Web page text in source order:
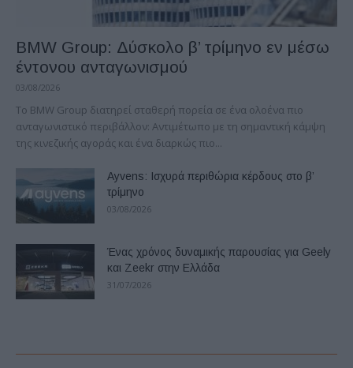
BMW Group: Δύσκολο β’ τρίμηνο εν μέσω
έντονου ανταγωνισμού
03/08/2026
Το BMW Group διατηρεί σταθερή πορεία σε ένα ολοένα πιο
ανταγωνιστικό περιβάλλον: Αντιμέτωπο με τη σημαντική κάμψη
της κινεζικής αγοράς και ένα διαρκώς πιο...
Ayvens: Iσχυρά περιθώρια κέρδους στο β’
τρίμηνο
03/08/2026
Ένας χρόνος δυναμικής παρουσίας για Geely
και Zeekr στην Ελλάδα
31/07/2026